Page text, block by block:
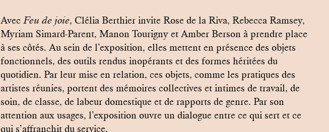
Avec Feu de joie, Clélia Berthier invite Rose de la Riva, Rebecca Ramsey,
Myriam Simard-Parent, Manon Tourigny et Amber Berson à prendre place
à ses côtés. Au sein de l’exposition, elles mettent en présence des objets
fonctionnels, des outils rendus inopérants et des formes héritées du
quotidien. Par leur mise en relation, ces objets, comme les pratiques des
artistes réunies, portent des mémoires collectives et intimes de travail, de
soin, de classe, de labeur domestique et de rapports de genre. Par son
attention aux usages, l’exposition ouvre un dialogue entre ce qui sert et ce
qui s’affranchit du service.